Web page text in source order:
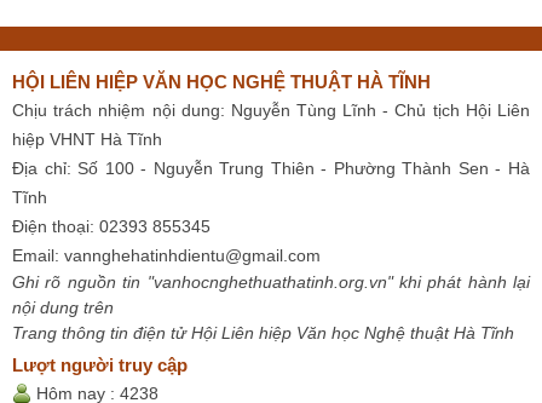
HỘI LIÊN HIỆP VĂN HỌC NGHỆ THUẬT HÀ TĨNH
Chịu trách nhiệm nội dung: Nguyễn Tùng Lĩnh - Chủ tịch Hội Liên
hiệp VHNT Hà Tĩnh
Địa chỉ: Số 100 - Nguyễn Trung Thiên - Phường Thành Sen - Hà
Tĩnh
Điện thoại: 02393 855345
Email: vannghehatinhdientu@gmail.com
Ghi rõ nguồn tin "vanhocnghethuathatinh.org.vn" khi phát hành lại
nội dung trên
Trang thông tin điện tử Hội Liên hiệp Văn học Nghệ thuật Hà Tĩnh
Lượt người truy cập
Hôm nay : 4238